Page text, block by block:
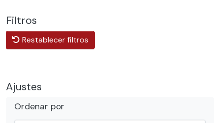
Filtros
Restablecer filtros
Ajustes
Ordenar por